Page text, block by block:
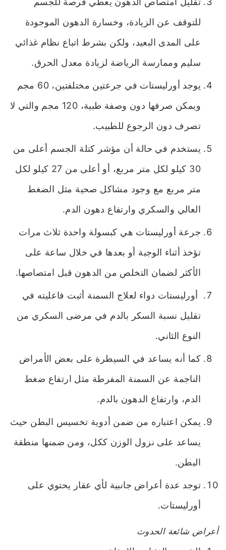
للتوقف عن الزيادة، وخسارة الدهون الموجودة
على المدى البعيد، ولكن بشرط اتباع نظام غذائي
سليم وممارسة الرياضة لزيادة معدل الحرق.
يوجد أورليستات في جرعتين مختلفتين، 60 مجم
ويمكن صرفها دون وصفة طبية، 120 مجم والتي لا
تصرف دون الرجوع للطبيب.
يستخدم في حالة أن مؤشر كتلة الجسم أعلى من
30 كيلو لكل متر مربع، أو أعلى من 27 كيلو لكل
متر مربع مع وجود مشاكل صحية مثل الضغط
العالي والسكري وارتفاع دهون الدم.
جرعة أورليستات هي كبسولة واحدة ثلاث مرات
تؤخذ أثناء الوجبة أو بعدها في خلال ساعة على
الأكثر لضمان التخلص من الدهون قبل امتصاصها.
أورليستات دواء لعلاج السمنة أثبت فاعليته في
تقليل نسبة السكر بالدم في مرضى السكري من
النوع الثاني.
كما أنه يساعد في السيطرة على بعض الأمراض
الناجمة عن السمنة المفرطة مثل ارتفاع ضغط
الدم، وارتفاع الدهون بالدم.
يمكن اعتباره من ضمن أدوية تخسيس البطن حيث
يساعد على نزول الوزن ككل، ومن ضمنها منطقة
البطن.
توجد عدة أعراض جانبية لأي عقار يحتوي على
أورليستات.
أعراض شائعة الحدوث